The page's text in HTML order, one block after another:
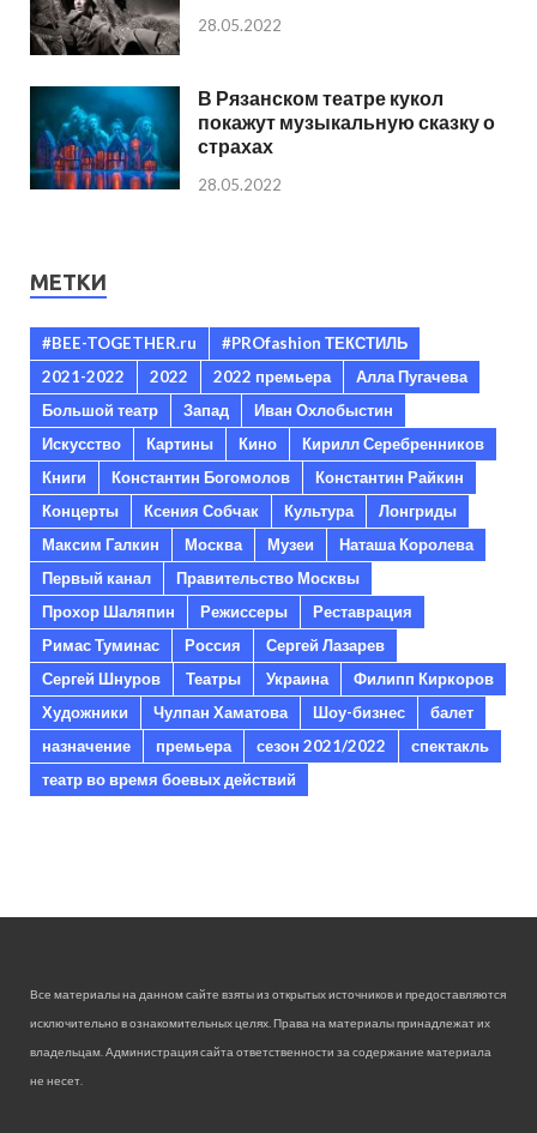
28.05.2022
В Рязанском театре кукол
покажут музыкальную сказку о
страхах
28.05.2022
МЕТКИ
#BEE-TOGETHER.ru
#PROfashion ТЕКСТИЛЬ
2021-2022
2022 2022 премьера
Алла Пугачева
Большой театр
Запад
Иван Охлобыстин
Искусство
Картины Кино
Кирилл Серебренников
Книги
Константин Богомолов
Константин Райкин
Концерты
Ксения Собчак Культура
Лонгриды
Максим Галкин
Москва Музеи
Наташа Королева
Первый канал
Правительство Москвы
Прохор Шаляпин
Режиссеры
Реставрация
Римас Туминас
Россия
Сергей Лазарев
Сергей Шнуров
Театры Украина
Филипп Киркоров
Художники
Чулпан Хаматова Шоу-бизнес
балет
назначение
премьера сезон 2021/2022
спектакль
театр во время боевых действий
Все материалы на данном сайте взяты из открытых источников и предоставляются
исключительно в ознакомительных целях. Права на материалы принадлежат их
владельцам. Администрация сайта ответственности за содержание материала
не несет.